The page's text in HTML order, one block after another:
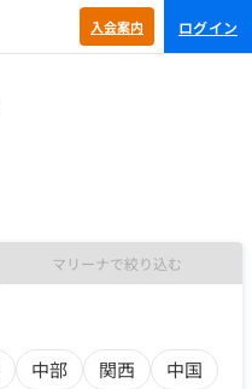
入会案内 ログイン
マリーナで絞り込む
中部 関西
中国